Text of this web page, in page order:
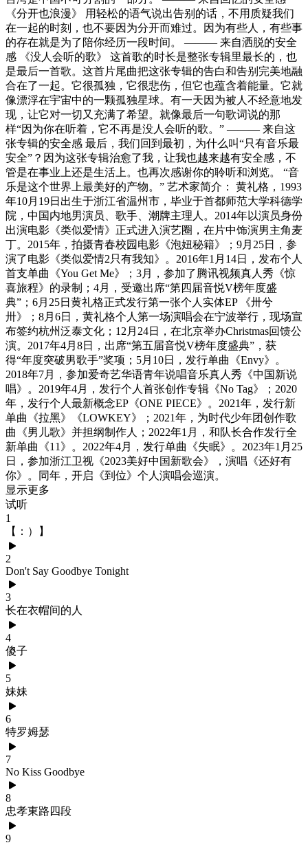
《分开也浪漫》 用轻松的语气说出告别的话，不用质疑我们
在一起的时刻，也不要因为分开而难过。因为有些人，有些事
的存在就是为了陪你经历一段时间。 ——— 来自洒脱的安全
感 《没人会听的歌》 这首歌的时长是整张专辑里最长的，也
是最后一首歌。这首片尾曲把这张专辑的告白和告别完美地融
合在了一起。它很孤独，它很悲伤，但它也蕴含着能量。它就
像漂浮在宇宙中的一颗孤独星球。有一天因为被人不经意地发
现，让它对一切又充满了希望。就像最后一句歌词说的那
样“因为你在听着，它不再是没人会听的歌。” ——— 来自这
张专辑的安全感 最后，我们回到最初，为什么叫“只有音乐最
安全”？因为这张专辑治愈了我，让我也越来越有安全感，不
管是在事业上还是生活上。也再次感谢你的聆听和浏览。 “音
乐是这个世界上最美好的产物。” 艺术家简介： 黄礼格，1993
年10月19日出生于浙江省温州市，毕业于首都师范大学科德学
院，中国内地男演员、歌手、潮牌主理人。2014年以演员身份
出演电影《类似爱情》正式进入演艺圈，在片中饰演男主角麦
丁。2015年，拍摄青春校园电影《泡妞秘籍》；9月25日，参
演了电影《类似爱情2只有我知》。2016年1月14日，发布个人
首支单曲《You Get Me》；3月，参加了腾讯视频真人秀《惊
喜旅程》的录制；4月，受邀出席“第四届音悦V榜年度盛
典”；6月25日黄礼格正式发行第一张个人实体EP 《卅兮
卅》；8月6日，黄礼格个人第一场演唱会在宁波举行，现场宣
布签约杭州泛泰文化；12月24日，在北京举办Christmas回馈公
演。2017年4月8日，出席“第五届音悦V榜年度盛典”，获
得“年度突破男歌手”奖项；5月10日，发行单曲《Envy》。
2018年7月，参加爱奇艺华语青年说唱音乐真人秀《中国新说
唱》。2019年4月，发行个人首张创作专辑《No Tag》；2020
年，发行个人最新概念EP《ONE PIECE》。2021年，发行新
单曲《拉黑》《LOWKEY》；2021年，为时代少年团创作歌
曲《男儿歌》并担纲制作人；2022年1月，和队长合作发行全
新单曲《11》。2022年4月，发行单曲《失眠》。2023年1月25
日，参加浙江卫视《2023美好中国新歌会》，演唱《还好有
你》。同年，开启《到位》个人演唱会巡演。
显示更多
试听
1
【：）】
2
Don't Say Goodbye Tonight
3
长在衣帽间的人
4
傻子
5
妹妹
6
特罗姆瑟
7
No Kiss Goodbye
8
忠孝東路四段
9